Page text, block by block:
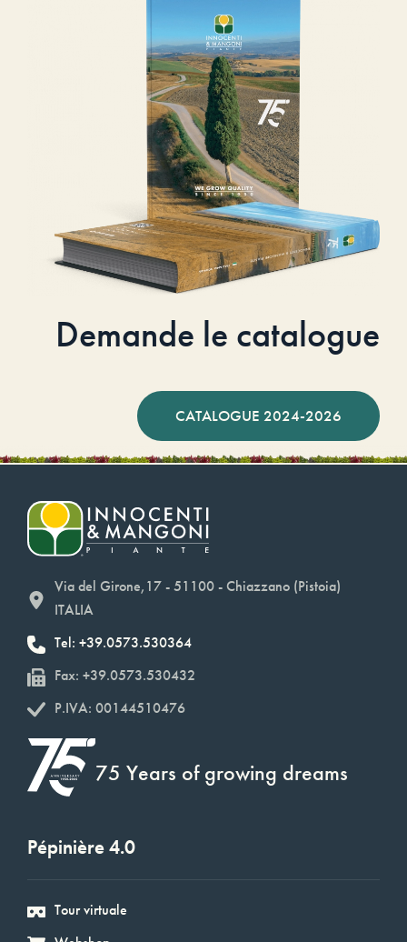
Demande le catalogue
CATALOGUE 2024-2026
Via del Girone,17 - 51100 - Chiazzano (Pistoia)
ITALIA
Tel: +39.0573.530364
Fax: +39.0573.530432
P.IVA: 00144510476
75 Years of growing dreams
Pépinière 4.0
Tour virtuale